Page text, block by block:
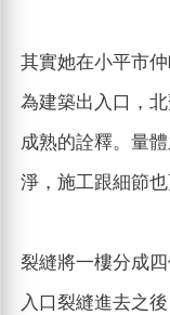
其實她在小平市
為建築出入口，
成熟的詮釋。量
淨，施工跟細節也
裂縫將一樓分成
入口裂縫進去之